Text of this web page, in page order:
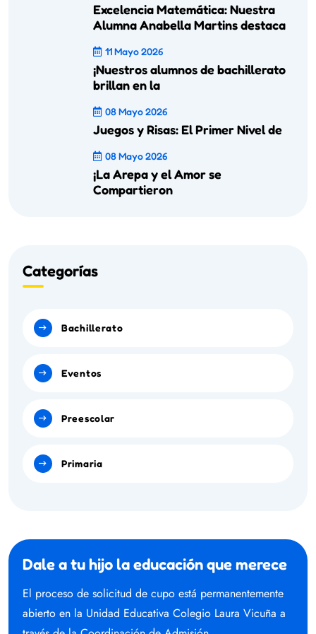
Excelencia Matemática: Nuestra
Alumna Anabella Martins destaca
11 Mayo 2026
¡Nuestros alumnos de bachillerato
brillan en la
08 Mayo 2026
Juegos y Risas: El Primer Nivel de
08 Mayo 2026
¡La Arepa y el Amor se
Compartieron
Categorías
Bachillerato
Eventos
Preescolar
Primaria
Dale a tu hijo la educación que merece
El proceso de solicitud de cupo está permanentemente
abierto en la Unidad Educativa Colegio Laura Vicuña a